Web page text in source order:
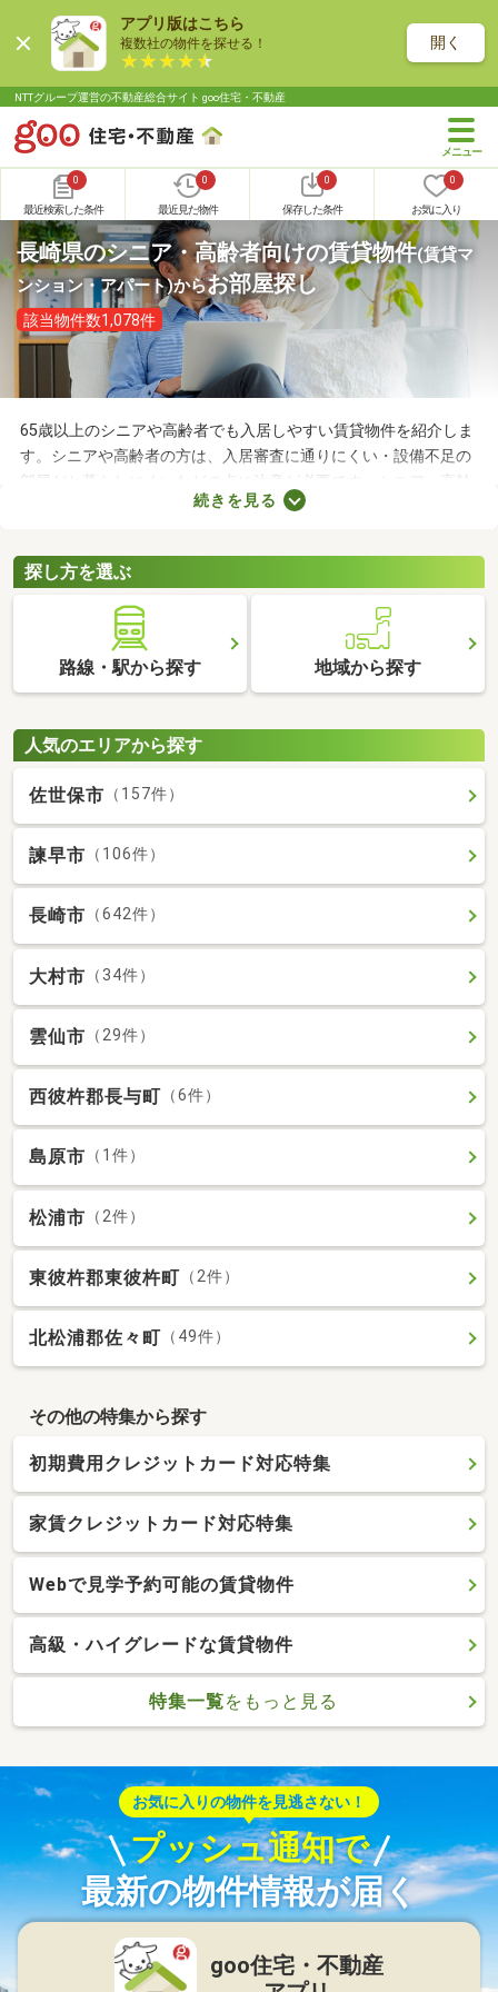
アプリ版はこちら
複数社の物件を探せる！ 開く
NTTグループ運営の不動産総合サイト goo住宅・不動産
0
最近検索した条件
0
最近見た物件
0
保存した条件
0
お気に入り
長崎県のシニア・高齢者向けの賃貸物件(賃貸マ
ンション・アパート)からお部屋探し
該当物件数1,078件
65歳以上のシニアや高齢者でも入居しやすい賃貸物件を紹介しま
す。シニアや高齢者の方は、入居審査に通りにくい・設備不足の
部屋だと暮らしにくいなどの点に注意が必要です。シニア・高齢
者向けの物件はバリアフリー仕様が多いので、足腰が悪くても不
めにも、お気に入りの物件を見つけてくださいね。
続きを見る
探し方を選ぶ
路線・駅から探す 地域から探す
人気のエリアから探す
佐世保市 （157件）
諫早市 （106件）
長崎市 （642件）
大村市 （34件）
雲仙市 （29件）
西彼杵郡長与町 （6件）
島原市 （1件）
松浦市 （2件）
東彼杵郡東彼杵町 （2件）
北松浦郡佐々町 （49件）
その他の特集から探す
初期費用クレジットカード対応特集
家賃クレジットカード対応特集
Webで見学予約可能の賃貸物件
高級・ハイグレードな賃貸物件
特集一覧をもっと見る
お気に入りの物件を見逃さない！
プッシュ通知で
最新の物件情報が届く
goo住宅・不動産